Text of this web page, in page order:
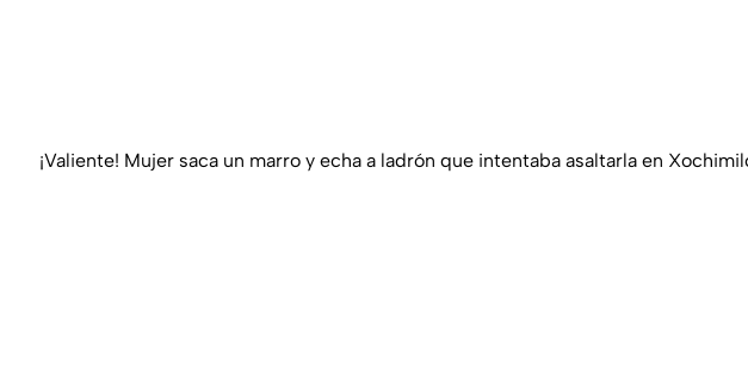
¡Valiente! Mujer saca un marro y echa a ladrón que intentaba asaltarla en